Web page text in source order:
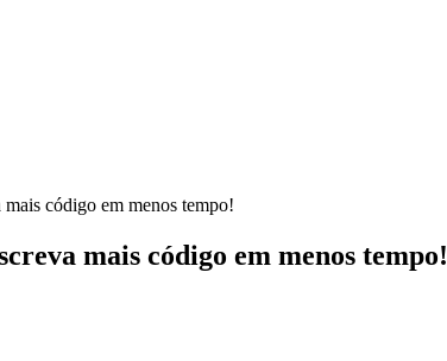
código em menos tempo!
mais código em menos tempo!